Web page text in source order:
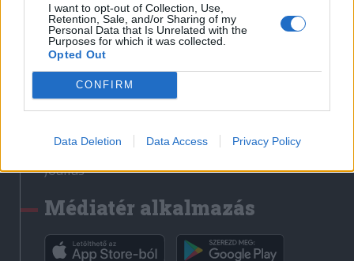
I want to opt-out of Collection, Use,
Retention, Sale, and/or Sharing of my
Personal Data that Is Unrelated with the
Purposes for which it was collected.
Opted Out
CONFIRM
Data Deletion Data Access Privacy Policy
Liget
Krónika
Bihari Napló
Erdélyi Napló
Főtér
Rádió GaGa
Jóállás
Médiatér alkalmazás